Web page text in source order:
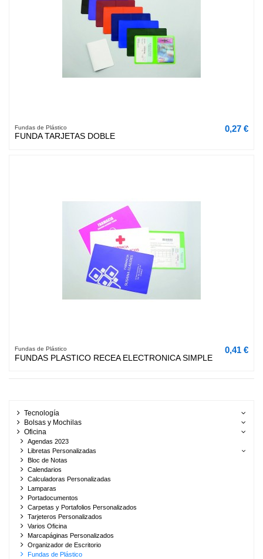
Fundas de Plástico
FUNDA TARJETAS DOBLE
0,27 €
Fundas de Plástico
FUNDAS PLASTICO RECEA ELECTRONICA SIMPLE
0,41 €
Tecnología
Bolsas y Mochilas
Oficina
Agendas 2023
Libretas Personalizadas
Bloc de Notas
Calendarios
Calculadoras Personalizadas
Lamparas
Portadocumentos
Carpetas y Portafolios Personalizados
Tarjeteros Personalizados
Varios Oficina
Marcapáginas Personalizados
Organizador de Escritorio
Fundas de Plástico